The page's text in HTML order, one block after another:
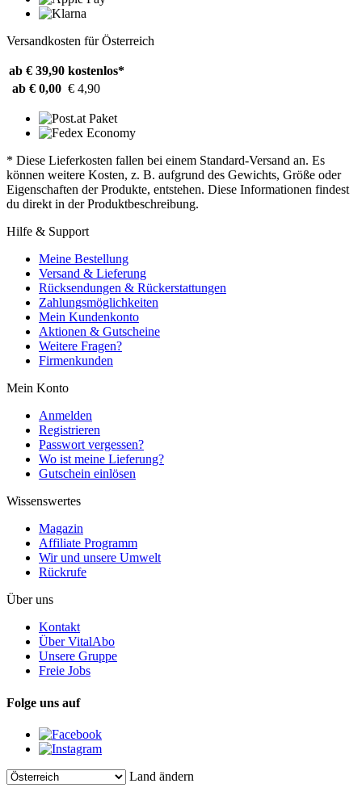
Versandkosten für Österreich
ab € 39,90 kostenlos*
ab € 0,00 € 4,90
* Diese Lieferkosten fallen bei einem Standard-Versand an. Es
können weitere Kosten, z. B. aufgrund des Gewichts, Größe oder
Eigenschaften der Produkte, entstehen. Diese Informationen findest
du direkt in der Produktbeschreibung.
Hilfe & Support
Meine Bestellung
Versand & Lieferung
Rücksendungen & Rückerstattungen
Zahlungsmöglichkeiten
Mein Kundenkonto
Aktionen & Gutscheine
Weitere Fragen?
Firmenkunden
Mein Konto
Anmelden
Registrieren
Passwort vergessen?
Wo ist meine Lieferung?
Gutschein einlösen
Wissenswertes
Magazin
Affiliate Programm
Wir und unsere Umwelt
Rückrufe
Über uns
Kontakt
Über VitalAbo
Unsere Gruppe
Freie Jobs
Folge uns auf
Land ändern